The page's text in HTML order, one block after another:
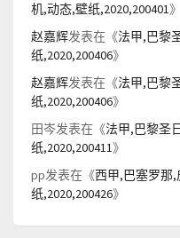
机,动态,壁纸,2020,200401》
赵嘉辉发表在《法甲,巴黎
纸,2020,200406》
赵嘉辉发表在《法甲,巴黎
纸,2020,200406》
田岑发表在《法甲,巴黎圣
纸,2020,200411》
pp发表在《西甲,巴塞罗那
纸,2020,200426》